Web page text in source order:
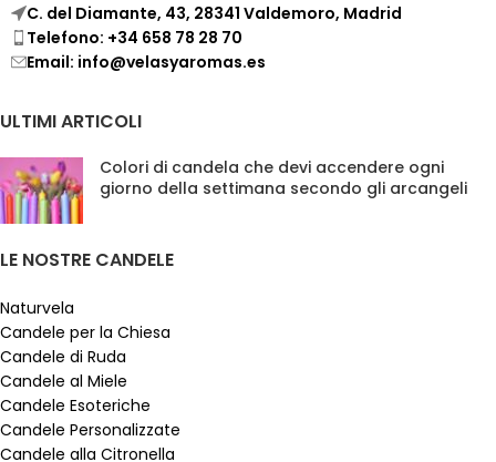
C. del Diamante, 43, 28341 Valdemoro, Madrid
Telefono: +34 658 78 28 70
Email: info@velasyaromas.es
ULTIMI ARTICOLI
Colori di candela che devi accendere ogni
giorno della settimana secondo gli arcangeli
LE NOSTRE CANDELE
Naturvela
Candele per la Chiesa
Candele di Ruda
Candele al Miele
Candele Esoteriche
Candele Personalizzate
Candele alla Citronella